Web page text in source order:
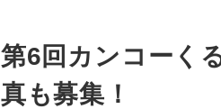
第6回カンコーく
真も募集！